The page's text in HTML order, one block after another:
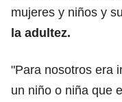
mujeres y niños y
la adultez.
"Para nosotros era
un niño o niña que